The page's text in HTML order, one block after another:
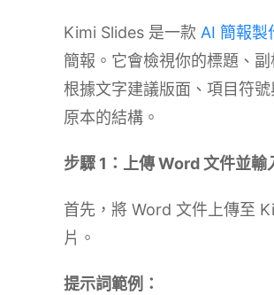
Kimi Slides 是一款 AI 簡報製
簡報。它會檢視你的標題、
根據文字建議版面、項目符
原本的結構。
步驟 1：上傳 Word 文件並輸
首先，將 Word 文件上傳至
片。
提示詞範例：